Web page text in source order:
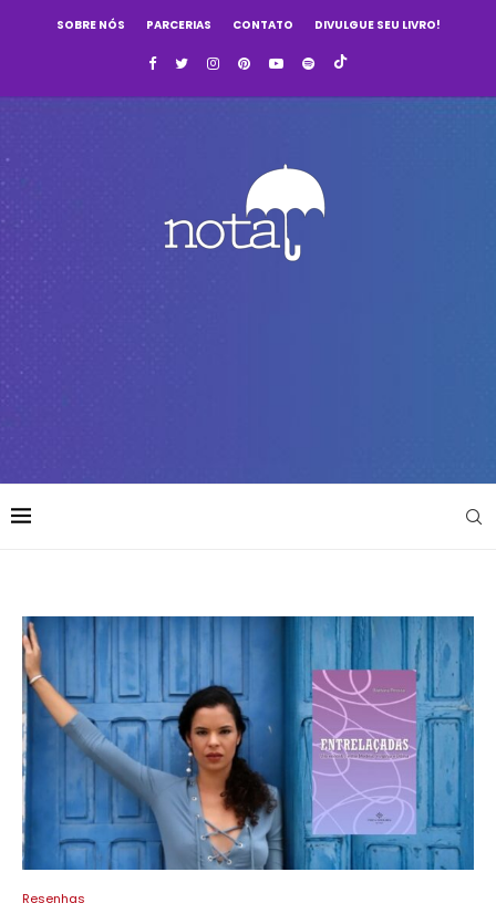
SOBRE NÓS PARCERIAS CONTATO DIVULGUE SEU LIVRO!
Resenhas